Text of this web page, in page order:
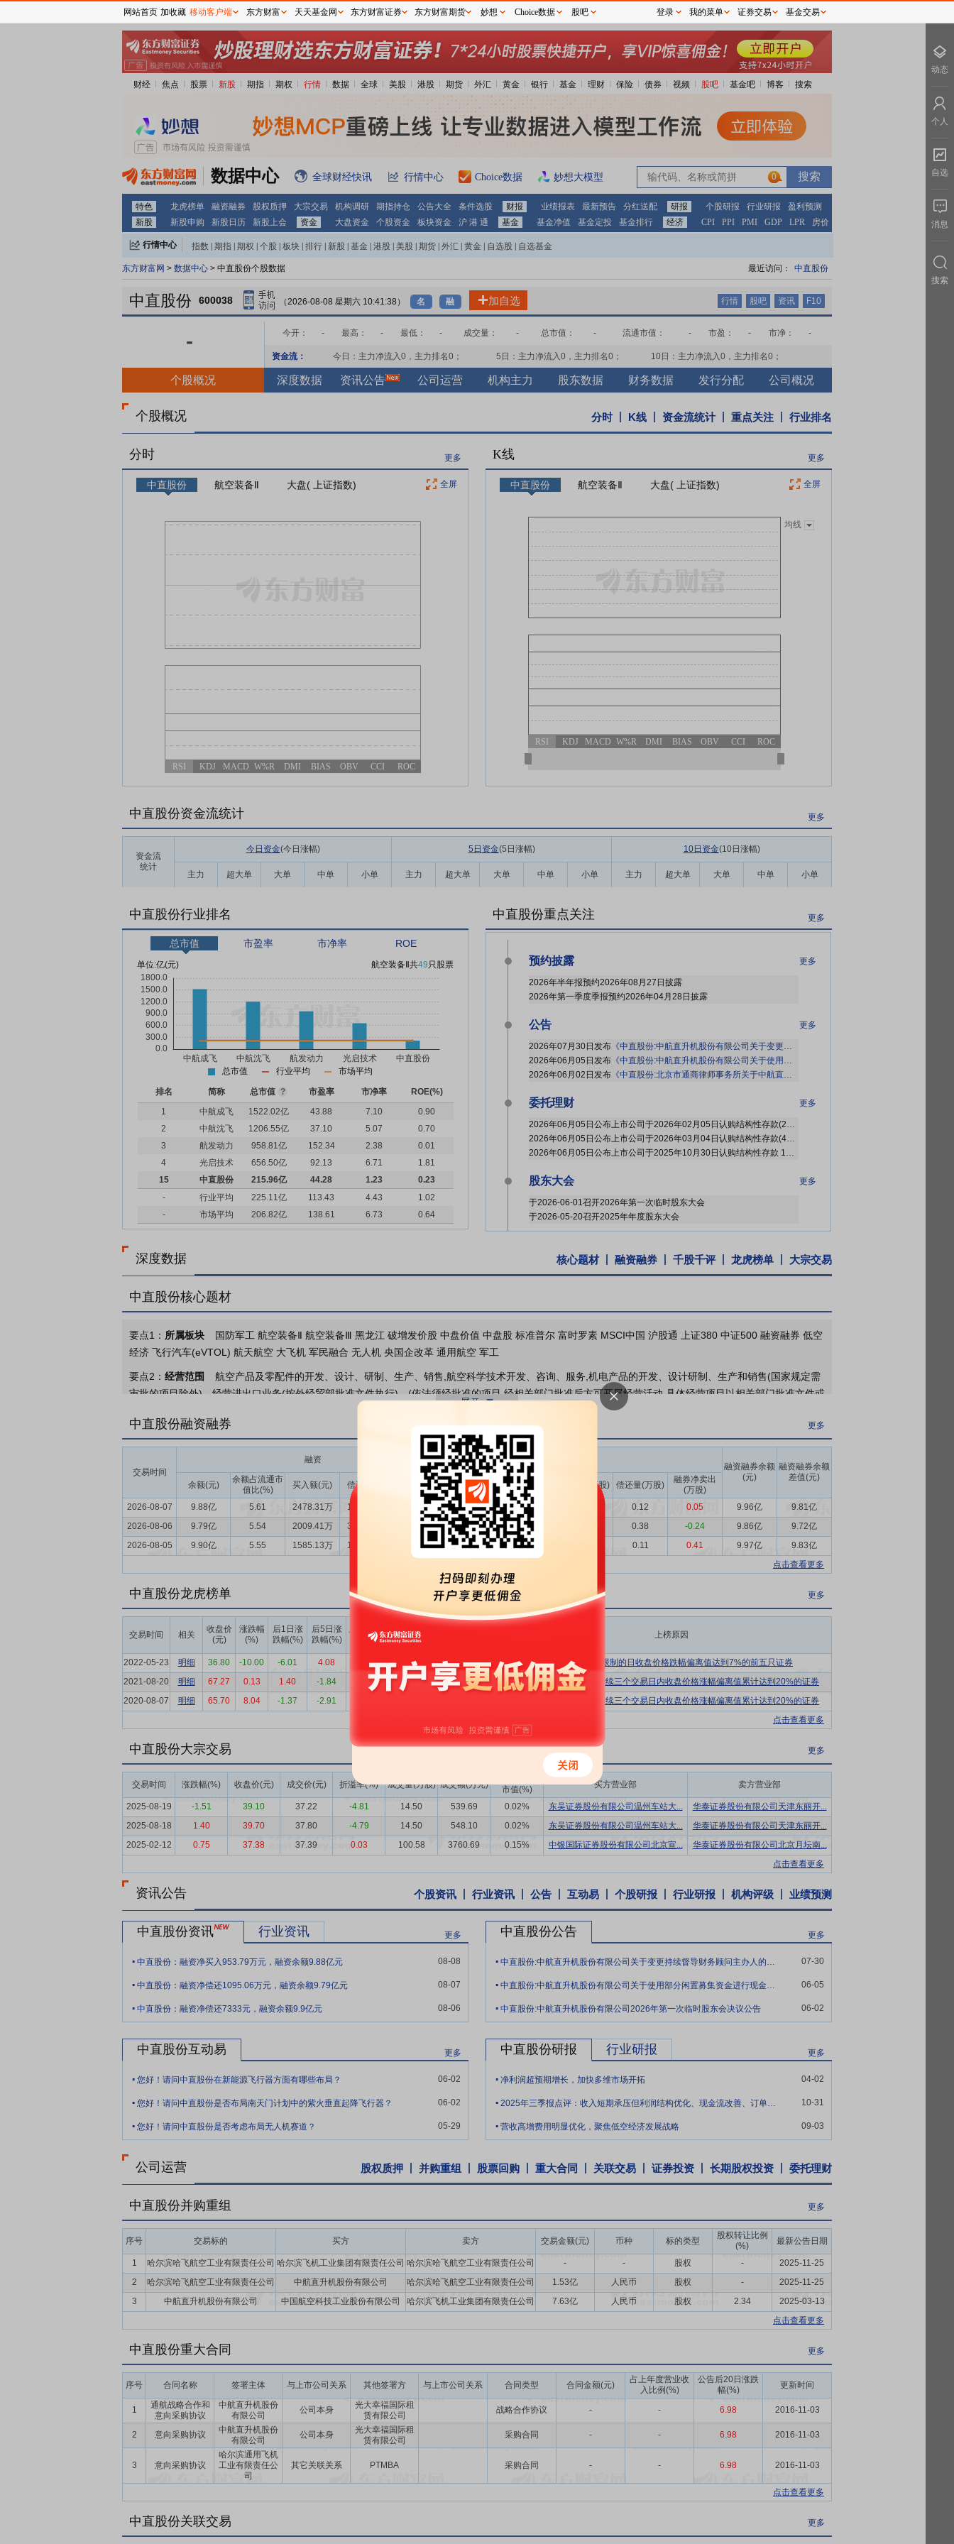
财经 焦点 股票 新股 期指 期权 行情 数据 全球 美股 港股 期货 外汇 黄金 银行 基金 理财 保险 债券 视频 股吧 基金吧 博客 搜索
数据中心 全球财经快讯 行情中心 Choice数据 妙想大模型 0
0
特色 龙虎榜单 融资融券 股权质押 大宗交易 机构调研 期指持仓 公告大全 条件选股 财报 业绩报表 最新预告 分红送配 研报 个股研报 行业研报
盈利预测
新股
新股申购 新股日历 新股上会 资金 大盘资金 个股资金 板块资金 沪 港 通 基金 基金净值 基金定投 基金排行 经济 CPI PPI PMI GDP LPR 房价
行情中心 指数 期指 期权 个股 板块 排行 新股 基金 港股 美股 期货 外汇 黄金 自选股 自选基金
东方财富网 > 数据中心 > 中直股份个股数据 最近访问： 中直股份
中直股份 600038 （2026-08-08 星期六 10:41:38） 名 融 加自选 行情 股吧 资讯 F10
- 今开： - 最高： - 最低： - 成交量： - 总市值： - 流通市值： - 市盈： - 市净： -
资金流： 今日：主力净流入0 ，主力排名0 ； 5日：主力净流入0 ，主力排名0 ； 10日：主力净流入0 ，主力排名0 ；
个股概况 深度数据 资讯公告 公司运营 机构主力 股东数据 财务数据 发行分配 公司概况
个股概况 分时 K线 资金流统计 重点关注 行业排名
分时 更多
中直股份 航空装备Ⅱ 大盘( 上证指数) 全屏
RSI KDJ MACD W%R DMI BIAS OBV CCI ROC
K线 更多
中直股份 航空装备Ⅱ 大盘( 上证指数) 全屏
均线
RSI KDJ MACD W%R DMI BIAS OBV CCI ROC
中直股份资金流统计 更多
资金流
统计
今日资金(今日涨幅) 5日资金(5日涨幅) 10日资金(10日涨幅)
主力 超大单 大单 中单 小单 主力 超大单 大单 中单 小单 主力 超大单 大单 中单 小单
中直股份行业排名
总市值 市盈率 市净率 ROE
单位:亿(元) 航空装备Ⅱ 共49只股票
总市值 行业平均 市场平均
排名 简称 总市值 ? 市盈率 市净率
ROE(%)
1
中航成飞 1522.02亿 43.88 7.10
0.90
2
中航沈飞 1206.55亿 37.10 5.07
0.70
3
航发动力 958.81亿 152.34 2.38
0.01
4
光启技术 656.50亿 92.13 6.71
1.81
15
中直股份 215.96亿 44.28 1.23
0.23
-
行业平均 225.11亿 113.43 4.43
1.02
-
市场平均 206.82亿 138.61 6.73 0.64
中直股份重点关注 更多
预约披露 更多
2026年半年报预约2026年08月27日披露
2026年第一季度季报预约2026年04月28日披露
公告 更多
2026年07月30日发布 《中直股份:中航直升机股份有限公司关于变更持续督导财务顾问主办人的公告》
2026年06月05日发布 《中直股份:中航直升机股份有限公司关于使用部分闲置募集资金进行现金管理到期赎回的公告》
2026年06月02日发布 《中直股份:北京市通商律师事务所关于中航直升机股份有限公司2026年第一次临时股东会之法律意见书》
委托理财 更多
2026年06月05日公布上市公司于2026年02月05日认购结构性存款(20,000) 2亿元，投资期限118天
2026年06月05日公布上市公司于2026年03月04日认购结构性存款(40,000) 4亿元，投资期限91天
2026年06月05日公布上市公司于2025年10月30日认购结构性存款 1亿元，投资期限214天
股东大会 更多
于2026-06-01召开2026年第一次临时股东大会
于2026-05-20召开2025年年度股东大会
2026年05月28日公布2025年年报分红，股权登记日：2026年06月03日；除权除息日：2026年06月04日；分配方案：10派2.39元(含税,扣税后2.151元)[正式]
股东户数
深度数据 核心题材 融资融券 千股千评 龙虎榜单 大宗交易
中直股份核心题材
要点1： 所属板块
国防军工 航空装备Ⅱ 航空装备Ⅲ 黑龙江 破增发价股 中盘价值 中盘股 标准普尔 富时罗素 MSCI中国 沪股通 上证380 中证500 融资融券 低空
经济 飞行汽车(eVTOL) 航天航空 大飞机 军民融合 无人机 央国企改革 通用航空 军工
要点2： 经营范围
航空产品及零配件的开发、设计、研制、生产、销售,航空科学技术开发、咨询、服务,机电产品的开发、设计研制、生产和销售(国家规定需
审批的项目除外)。经营进出口业务(按外经贸部批准文件执行)。(依法须经批准的项目,经相关部门批准后方可开展经营活动,具体经营项目以相关部门批准文件或
直升机整机及零部件制造、通用飞机、航空转包生产、客户化服务
中直股份作为我国直升机产业的专业化上市公司，也是致力于高端航空产品制造的
现代化工业企业，秉持“扶摇直上，无所不达”的产品理念，研发制造多型不同吨位、满足各类用途的各领域直升机，以及运12和运12F系列通用飞机。公司产品
结构合理，产品谱系齐全，涉足直升机整机及零部件制造、通用飞机、航空转包生产和客户化服务等多领域，成为国内领先的直升机整机及零部件供应商。为各
类客户和消费者提供有竞争力的航空产品与服务，同时公司也是低空经济发展中的航空高科技核心骨干企业。
要点4：先进航空装备制造业
先进航空装备制造业是现代大国博弈、强国争雄的高端平台，是维护国家安全的战略性产业，是国家综合国力的重要组成部分。
2025年，“低空经济”再次被写入政府工作报告，进一步强调要“培育壮大新兴产业、未来产业，开展新技术新产品大规模应用示范行动，推动商业航空、低空经
济等新兴产业安全健康发展”。这体现出政策层面推动低空经济发展的预期明显加快，标志着低空经济正从“积极培育”迈向“培育壮大”阶段，并将新场景的大规模
应用作为首要着力点，凸显以“场景牵引”推动低空经济高质量发展的战略导向。2025年10月，党的二十届四中全会审议通过《中共中央关于制定国民经济和社
会发展第十五个五年规划的建议》，明确提出要“加快新能源、新材料、航空航天、低空经济等战略性新兴产业集群发展”，进一步从国家战略层面确立了低空经
济的重要地位。公司作为国内直升机产业领军企业，为开拓创新场景使用需求，在充分发挥现有直升机装备谱系化优势基础上，加快实施新能源飞行器等新产品
研发，进一步开发低空市场应用，更好服务经济社会高质量发展。
要点5： 精准科学的生产管理体系
公司构建一体统筹、精准科学的生产管理体系，完善生产管理模式，建立上下游生产协同联动机制，通过科学制定生产计
划、合理平衡生产资源，提升全寿命、全过程、全系统、全要素管理专业化水平，有效强化供应链管理能力和项目风险管控能力，推动重点产品高质量生产和交
付。聚焦五大核心产业个性化要素，进一步确定目标路径和专项行动方案，筑牢横向到边、纵向到底的中长期规划支撑体系。
要点6：智能制造与科技创新优势
公司通过重大资产重组募集配套资金30亿元用于新型直升机与无人机研发能力建设、直升机产能提升等项目，聚焦数智航空
能力体系建设，构建了“以装配集成为核心、以零部件精准制造为支撑、以数字化技术应用为基础”的制造技术体系，延续公司在行业内智能制造方向与科技创新
的优势。同时，公司将持续聚焦民用航空高质量发展的决策部署，坚持“创新、装备、产业、能力和管理”五大体系建设，把握低空经济产业发展机遇期，深化民
机发展，后续在新型号研发、研发人员队伍建设方面持续加大力度，进一步提升公司的研发创新能力，推动航空工业高质量发展。
要点7：产品竞争力提升工程
公司持续开展型号研制和产品性能提升工作，以AC系列直升机为核心，以民用直升机发展平台为载体，以产品竞争力提升工程为
抓手，持续提升AC332、AC352直升机等核心产品竞争力。重点打造AC332明星产品，打造形成精品民机品牌；推动AC352搜救机研制及构型拓展取得突破，
深入推进产品竞争力提升工程，优化产品细节，持续提升竞争力，在性能、功能、可靠性、维护性、成本控制、服务等方面实现相当或超越对标机型。
要点8：发行股份购买资产并募集配套资金
2023年3月16日公司对外发布发行股份购买资产并募集配套资金暨关联交易预案(修订稿)。本次交易由发行股份购
买资产及募集配套资金两部分组成,上市公司拟向中航科工发行股份购买其持有的昌飞集团92.43%的股权、哈飞集团80.79%的股权,拟向航空工业集团发行股份
购买其持有的昌飞集团7.57%的股权、哈飞集团19.21%的股权。本次募集配套资金拟用于本次交易相关费用、补充上市公司和标的公司流动资金或偿还债务、
资金先行支付,待募集资金到位后再予以置换。
中直股份融资融券 更多
交易时间
融资
融资融券余额
(元)
融资融券余额
差值(元)
余额(元)
余额占流通市
值比(%)
买入额(元) 偿还额(元) 净买入(元) 余额(元) 余量(万股) 卖出量(万股) 偿还量(万股)
融券净卖出
(万股)
2026-08-07
9.88亿 5.61 2478.31万 1524.53万 953.79万 715.13万 27.15 0.12 0.05 9.96亿
9.81亿
2026-08-06
9.79亿 5.54 2009.41万 3104.47万 -1095.06万 716.25万 27.10 0.38 -0.24 9.86亿
9.72亿
2026-08-05
9.90亿 5.55 1585.13万 1585.86万 -7333.00 729.16万 27.34 0.11 0.41 9.97亿
9.83亿
点击查看更多
中直股份龙虎榜单 更多
交易时间 相关
收盘价
(元)
涨跌幅
(%)
后1日涨
跌幅(%)
后5日涨
跌幅(%)
后10日涨
跌幅(%)
上榜营业
部买入合
计(万)
上榜营业
上榜营业
上榜原因
2022-05-23 明细 36.80 -10.00 -6.01 4.08 11.44 8716.87 9046.77 -329.90
有价格涨跌幅限制的日收盘价格跌幅偏离值达到7%的前五只证券
2021-08-20
明细 67.27 0.13 1.40 -1.84 -15.40 64823.75 47562.74 17261.01
非ST、*ST和S证券连续三个交易日内收盘价格涨幅偏离值累计达到20%的证券
2020-08-07
明细 65.70 8.04 -1.37 -2.91
非ST、*ST和S证券连续三个交易日内收盘价格涨幅偏离值累计达到20%的证券
点击查看更多
中直股份大宗交易 更多
交易时间 涨跌幅(%) 收盘价(元) 成交价(元) 折溢率(%) 成交量(万股) 成交额(万元)
市值(%)
买方营业部 卖方营业部
2025-08-19 -1.51 39.10 37.22 -4.81 14.50 539.69 0.02% 东吴证券股份有限公司温州车站大...
华泰证券股份有限公司天津东丽开...
2025-08-18
1.40 39.70 37.80 -4.79 14.50 548.10 0.02% 东吴证券股份有限公司温州车站大...
华泰证券股份有限公司天津东丽开...
2025-02-12
0.75 37.38 37.39 0.03 100.58 3760.69 0.15% 中银国际证券股份有限公司北京宣...
华泰证券股份有限公司北京月坛南...
点击查看更多
资讯公告 个股资讯 行业资讯 公告 互动易 个股研报 行业研报 机构评级 业绩预测
中直股份资讯 行业资讯 更多
. 中直股份：融资净买入953.79万元，融资余额9.88亿元 08-08
. 中直股份：融资净偿还1095.06万元，融资余额9.79亿元 08-07
. 中直股份：融资净偿还7333元，融资余额9.9亿元 08-06
中直股份公告 更多
. 中直股份:中航直升机股份有限公司关于变更持续督导财务顾问主办人的公告 07-30
. 中直股份:中航直升机股份有限公司关于使用部分闲置募集资金进行现金管理到期赎回的公告 06-05
. 中直股份:中航直升机股份有限公司2026年第一次临时股东会决议公告 06-02
中直股份互动易 更多
. 您好！请问中直股份在新能源飞行器方面有哪些布局？ 06-02
. 您好！请问中直股份是否布局南天门计划中的紫火垂直起降飞行器？ 06-02
. 您好！请问中直股份是否考虑布局无人机赛道？ 05-29
中直股份研报 行业研报 更多
. 净利润超预期增长，加快多维市场开拓 04-02
. 2025年三季报点评：收入短期承压但利润结构优化、现金流改善、订单能见度提升 10-31
. 营收高增费用明显优化，聚焦低空经济发展战略 09-03
公司运营 股权质押 并购重组 股票回购 重大合同 关联交易 证券投资 长期股权投资 委托理财
中直股份并购重组 更多
序号 交易标的 买方 卖方 交易金额(元) 币种 标的类型
股权转让比例
(%)
最新公告日期
1 哈尔滨哈飞航空工业有限责任公司 哈尔滨飞机工业集团有限责任公司 哈尔滨哈飞航空工业有限责任公司 - - 股权 -
2025-11-25
2
哈尔滨哈飞航空工业有限责任公司 中航直升机股份有限公司 哈尔滨哈飞航空工业有限责任公司 1.53亿 人民币 股权 -
2025-11-25
3
中航直升机股份有限公司 中国航空科技工业股份有限公司 哈尔滨飞机工业集团有限责任公司 7.63亿 人民币 股权 2.34
2025-03-13
点击查看更多
中直股份重大合同 更多
序号 合同名称 签署主体 与上市公司关系 其他签署方 与上市公司关系 合同类型 合同金额(元)
占上年度营业收
入比例(%)
公告后20日涨跌
幅(%)
更新时间
1
通航战略合作和
意向采购协议
中航直升机股份
有限公司
公司本身
光大幸福国际租
赁有限公司
战略合作协议 - - 6.98 2016-11-03
2 意向采购协议
中航直升机股份
有限公司
公司本身
光大幸福国际租
赁有限公司
采购合同 - - 6.98 2016-11-03
3 意向采购协议
哈尔滨通用飞机
工业有限责任公
司
其它关联关系 PTMBA 采购合同 - - 6.98 2016-11-03
点击查看更多
中直股份关联交易 更多
网站首页 加收藏 移动客户端 东方财富 天天基金网 东方财富证券 东方财富期货 妙想 Choice数据 股吧 登录 我的菜单 证券交易 基金交易
动态
个人
自选
消息
搜索